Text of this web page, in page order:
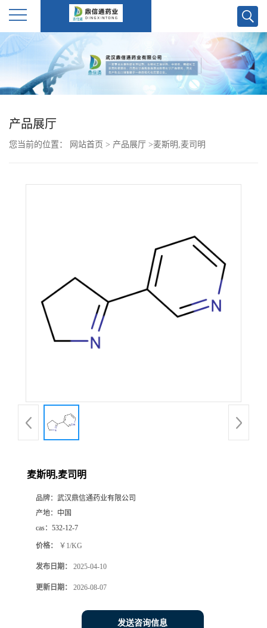
公
产
产品展厅
您当前的位置： 网站首页 > 产品展厅 >麦斯明,麦司明
麦斯明,麦司明
品牌： 武汉鼎信通药业有限公司
产地： 中国
cas： 532-12-7
价格： ￥1/KG
发布日期： 2025-04-10
更新日期： 2026-08-07
发送咨询信息